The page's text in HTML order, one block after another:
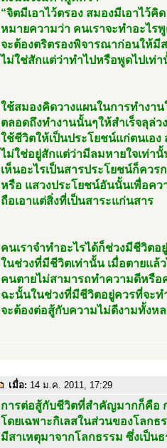
“จิตมีเอาไว้ตรอง สมองมีเอาไว้คิ
หมายความว่า คนเราจะทำอะไร
จะต้องตริตรองพิจารณาก่อนให้
ไม่ใช่สักแต่ว่าทำไปหรือพูดไปเท่า
ใช้สมองคิดวางแผนในการทำงาน
ตลอดถึงทำงานนั้นๆให้สำเร็จลุล่ว
ใช้ชีวิตให้เป็นประโยชน์แก่ตนเอ
ไม่ใช่อยู่สักแต่ว่ามีลมหายใจเท่านั้
เห็นอะไรเป็นสารประโยชน์ก็ควร
หรือ แสวงประโยชน์อันนั้นเพื่อค
ถือเอาแต่สิ่งที่เป็นสาระแก่นสาร
คนเราจำทำอะไรได้ก็ช่วงมีชีวิตอ
ในช่วงที่มีชีวิตเท่านั้น เมื่อตายแล้
คนตายไม่สามารถทำความดีหรือ
ฉะนั้นในช่วงที่มีชีวิตอยู่ควรที่จะท
จะต้องต่อสู้กับความไม่ดีงามทั้งห
เมื่อ: 14 ม.ค. 2011, 17:29
การต่อสู้กับชีวิตที่สำคัญมากก็คือ
โดยเฉพาะกิเลสในส่วนของโลกธ
มีสาเหตุมาจากโลกธรรม ซึ่งเป็น